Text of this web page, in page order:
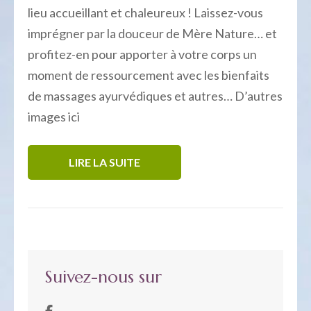
lieu accueillant et chaleureux ! Laissez-vous
imprégner par la douceur de Mère Nature… et
profitez-en pour apporter à votre corps un
moment de ressourcement avec les bienfaits
de massages ayurvédiques et autres… D’autres
images ici
LIRE LA SUITE
Suivez-nous sur